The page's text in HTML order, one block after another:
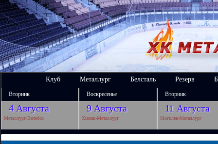
Клуб Металлург Белсталь Резерв
Вторник Воскресенье Вторник
4 Августа 9 Августа 11 Августа
Металлург-Витебск Химик-Металлург Могилев-Металлург